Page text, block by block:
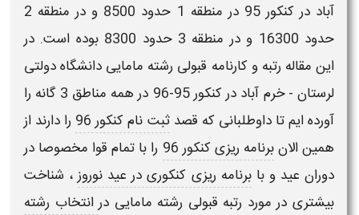
آباد در کنکور 95 در منطقه 1 حدود 8500 و در منطقه 2
حدود 16300 و در منطقه 3 حدود 8300 بوده است. در
این مقاله رتبه و کارنامه قبولی رشته مامایی دانشگاه دولتی
لرستان - خرم آباد در کنکور 95-96 در همه مناطق 3 گانه را
آورده ایم تا داوطلبانی که قصدثبت نام کنکور 96
را دارند از
همین الانبرنامه ریزی کنکور 96
را با تمام قوا مخصوصا در
دوران عید و بابرنامه ریزی کنکوری در عید نوروز، شناخت
بیشتری در مورد رتبه قبولی رشته مامایی درانتخاب رشته